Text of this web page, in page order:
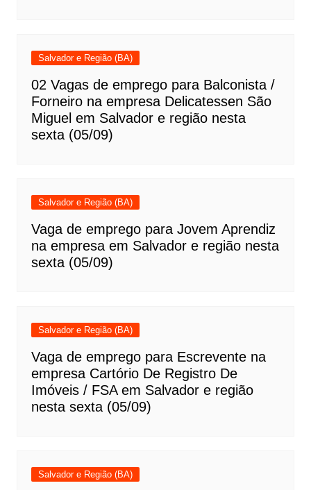
Salvador e Região (BA)
02 Vagas de emprego para Balconista /
Forneiro na empresa Delicatessen São
Miguel em Salvador e região nesta
sexta (05/09)
Salvador e Região (BA)
Vaga de emprego para Jovem Aprendiz
na empresa em Salvador e região nesta
sexta (05/09)
Salvador e Região (BA)
Vaga de emprego para Escrevente na
empresa Cartório De Registro De
Imóveis / FSA em Salvador e região
nesta sexta (05/09)
Salvador e Região (BA)